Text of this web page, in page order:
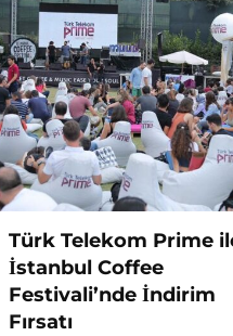
Türk Telekom Prime
İstanbul Coffee
Festivali’nde İndirim
Fırsatı